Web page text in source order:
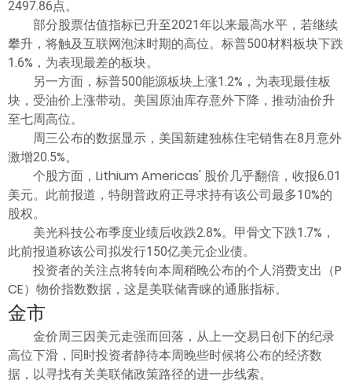
2497.86点。
部分股票估值指标已升至2021年以来最高水平，若继续
攀升，将触及互联网泡沫时期的高位。标普500材料板块下跌
1.6%，为表现最差的板块。
另一方面，标普500能源板块上涨1.2%，为表现最佳板
块，受油价上涨带动。美国原油库存意外下降，推动油价升
至七周高位。
周三公布的数据显示，美国新建独栋住宅销售在8月意外
激增20.5%。
个股方面，Lithium Americas' 股价几乎翻倍，收报6.01
美元。此前报道，特朗普政府正寻求持有该公司最多10%的
股权。
美光科技公布季度业绩后收跌2.8%。甲骨文下跌1.7%，
此前报道称该公司拟发行150亿美元企业债。
投资者的关注点将转向本周稍晚公布的个人消费支出（P
CE）物价指数数据，这是美联储青睐的通胀指标。
金市
金价周三因美元走强而回落，从上一交易日创下的纪录
高位下滑，同时投资者静待本周晚些时候将公布的经济数
据，以寻找有关美联储政策路径的进一步线索。